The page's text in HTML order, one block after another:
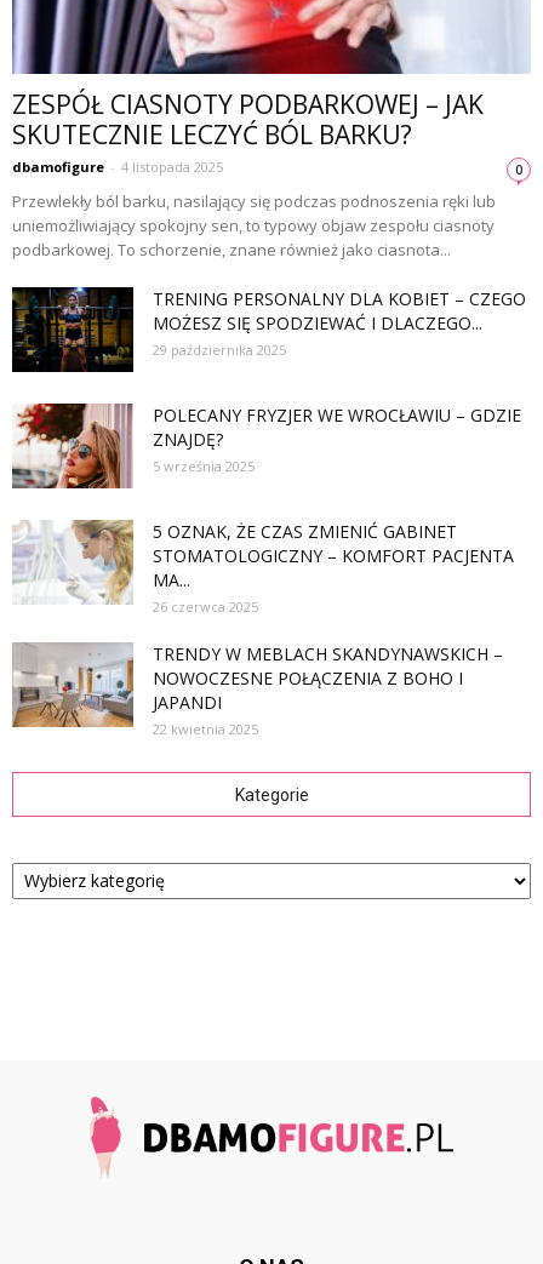
ZESPÓŁ CIASNOTY PODBARKOWEJ – JAK
SKUTECZNIE LECZYĆ BÓL BARKU?
dbamofigure - 4 listopada 2025 0
Przewlekły ból barku, nasilający się podczas podnoszenia ręki lub
uniemożliwiający spokojny sen, to typowy objaw zespołu ciasnoty
podbarkowej. To schorzenie, znane również jako ciasnota...
TRENING PERSONALNY DLA KOBIET – CZEGO
MOŻESZ SIĘ SPODZIEWAĆ I DLACZEGO...
29 października 2025
POLECANY FRYZJER WE WROCŁAWIU – GDZIE
ZNAJDĘ?
5 września 2025
5 OZNAK, ŻE CZAS ZMIENIĆ GABINET
STOMATOLOGICZNY – KOMFORT PACJENTA
MA...
26 czerwca 2025
TRENDY W MEBLACH SKANDYNAWSKICH –
NOWOCZESNE POŁĄCZENIA Z BOHO I
JAPANDI
22 kwietnia 2025
Kategorie
Kategorie